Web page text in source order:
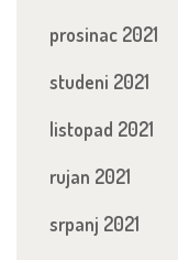
prosinac 2021
studeni 2021
listopad 2021
rujan 2021
srpanj 2021